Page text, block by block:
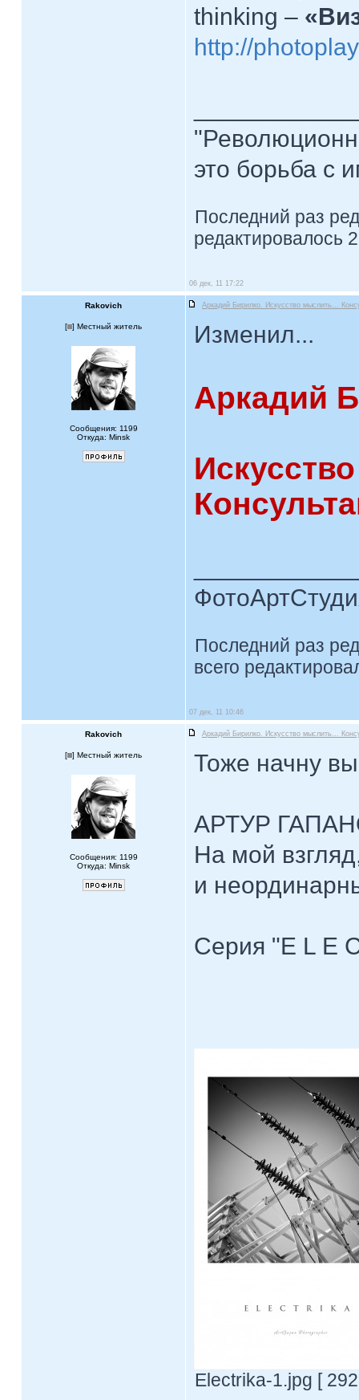
thinking –
http://
это борьба с
Последний раз
редактировалось
06 дек, 11 17:22
Rakovich Аркадий Бирилко. Искусство мыслить...
[ ] Местный житель
Сообщения: 1199
Откуда: Minsk
Изменил...
Аркадий
Последний раз
всего
07 дек, 11 10:46
Rakovich Аркадий Бирилко. Искусство мыслить...
[ ] Местный житель
Сообщения: 1199
Откуда: Minsk
Тоже начну
АРТУР
На мой
и
Серия "E L E
Electrika-1.jpg [